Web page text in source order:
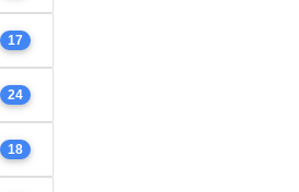
17
24
18